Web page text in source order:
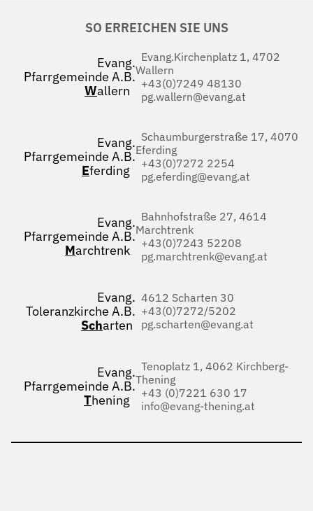
SO ERREICHEN SIE UNS
Evang.
Pfarrgemeinde A.B.
Wallern
Evang.Kirchenplatz 1, 4702
Wallern
+43(0)7249 48130
pg.wallern@evang.at
Evang.
Pfarrgemeinde A.B.
Eferding
Schaumburgerstraße 17, 4070
Eferding
+43(0)7272 2254
pg.eferding@evang.at
Evang.
Pfarrgemeinde A.B.
Marchtrenk
Bahnhofstraße 27, 4614
Marchtrenk
+43(0)7243 52208
pg.marchtrenk@evang.at
Evang.
Toleranzkirche A.B.
Scharten
4612 Scharten 30
+43(0)7272/5202
pg.scharten@evang.at
Evang.
Pfarrgemeinde A.B.
Thening
Tenoplatz 1, 4062 Kirchberg-
Thening
+43 (0)7221 630 17
info@evang-thening.at